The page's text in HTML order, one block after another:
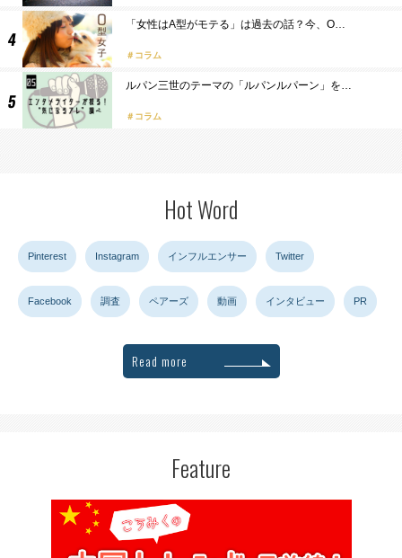
「女性はA型がモテる」は過去の話？今、O…
コラム
ルパン三世のテーマの「ルパンルパーン」を…
コラム
Hot Word
Pinterest Instagram インフルエンサー Twitter
Facebook 調査 ペアーズ 動画 インタビュー PR
Read more
Feature